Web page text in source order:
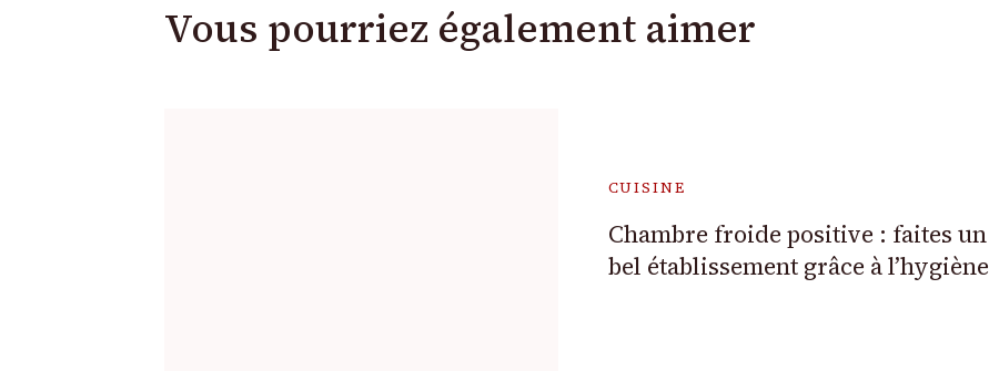
Vous pourriez également aimer
CUISINE
Chambre froide positive : faites un
bel établissement grâce à l’hygiène